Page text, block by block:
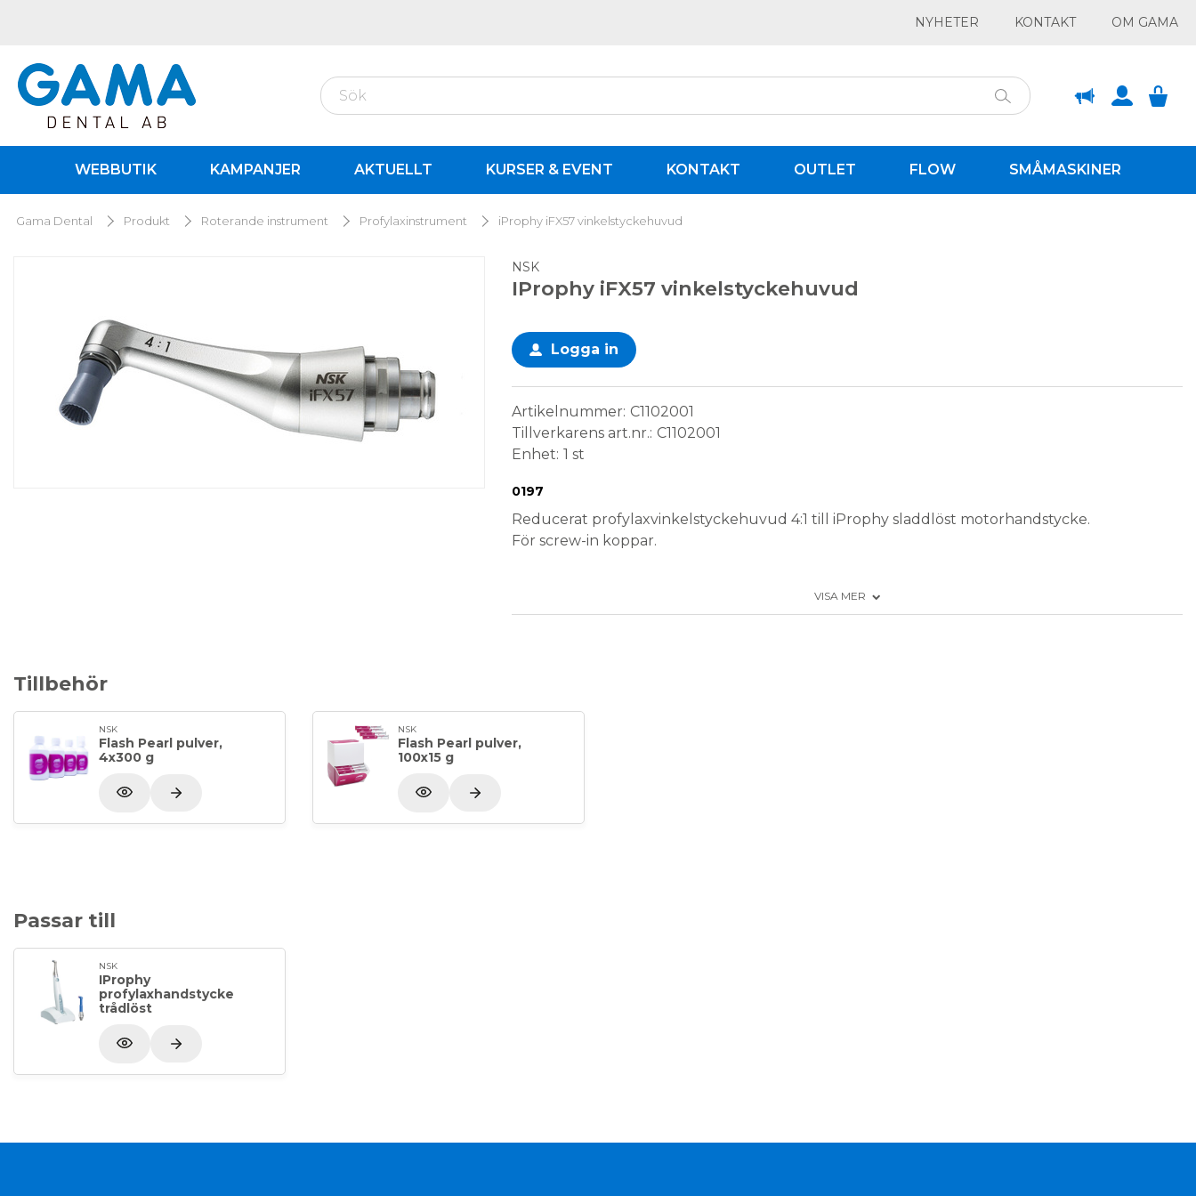
NYHETER KONTAKT OM GAMA
WEBBUTIK KAMPANJER AKTUELLT KURSER & EVENT KONTAKT OUTLET FLOW SMÅMASKINER
Gama Dental Produkt Roterande instrument Profylaxinstrument iProphy iFX57 vinkelstyckehuvud
NSK
IProphy iFX57 vinkelstyckehuvud
Logga in
Artikelnummer C1102001
Tillverkarens art.nr. C1102001
Enhet 1 st
Medical Device
0197
Reducerat profylaxvinkelstyckehuvud 4:1 till iProphy sladdlöst motorhandstycke.
För screw-in koppar.
VISA MER
Tillbehör
NSK
Flash Pearl pulver,
4x300 g
NSK
Flash Pearl pulver,
100x15 g
Passar till
NSK
IProphy
profylaxhandstycke
trådlöst